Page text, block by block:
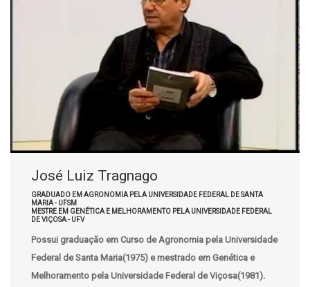
José Luiz Tragnago
GRADUADO EM AGRONOMIA PELA UNIVERSIDADE FEDERAL DE SANTA
MARIA - UFSM
MESTRE EM GENÉTICA E MELHORAMENTO PELA UNIVERSIDADE FEDERAL
DE VIÇOSA - UFV
Possui graduação em Curso de Agronomia pela Universidade
Federal de Santa Maria(1975) e mestrado em Genética e
Melhoramento pela Universidade Federal de Viçosa(1981).